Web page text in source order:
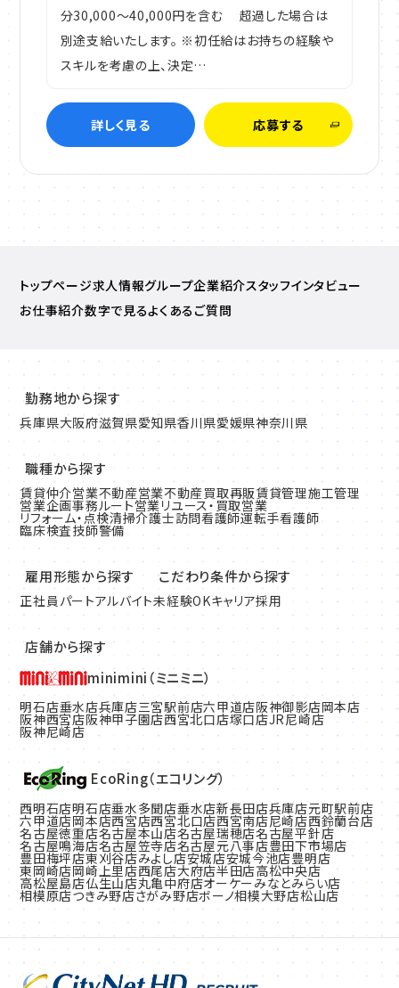
分30,000～40,000円を含む 超過した場合は
別途支給いたします。 ※初任給はお持ちの経験や
スキルを考慮の上、決定…
詳しく見る 応募する
トップページ求人情報グループ企業紹介スタッフインタビュー
お仕事紹介数字で見るよくあるご質問
勤務地から探す
兵庫県大阪府滋賀県愛知県香川県愛媛県神奈川県
職種から探す
賃貸仲介営業不動産営業不動産買取再販賃貸管理施工管理
営業企画事務ルート営業リユース・買取営業
リフォーム・点検清掃介護士訪問看護師運転手看護師
臨床検査技師警備
雇用形態から探す
正社員 パートアルバイト
こだわり条件から探す
未経験OKキャリア採用
店舗から探す
minimini（ミニミニ）
明石店垂水店兵庫店三宮駅前店六甲道店阪神御影店岡本店
阪神西宮店阪神甲子園店西宮北口店塚口店JR尼崎店
阪神尼崎店
EcoRing（エコリング）
西明石店明石店垂水多聞店垂水店新長田店兵庫店元町駅前店
六甲道店岡本店西宮店西宮北口店西宮南店尼崎店西鈴蘭台店
名古屋徳重店名古屋本山店名古屋瑞穂店名古屋平針店
名古屋鳴海店名古屋笠寺店名古屋元八事店豊田下市場店
豊田梅坪店東刈谷店みよし店安城店安城今池店豊明店
東岡崎店岡崎上里店西尾店大府店半田店高松中央店
高松屋島店仏生山店丸亀中府店オーケーみなとみらい店
相模原店つきみ野店さがみ野店ボーノ相模大野店松山店